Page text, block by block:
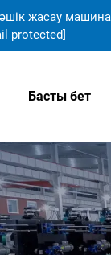
жасау
protected]
Басты бет